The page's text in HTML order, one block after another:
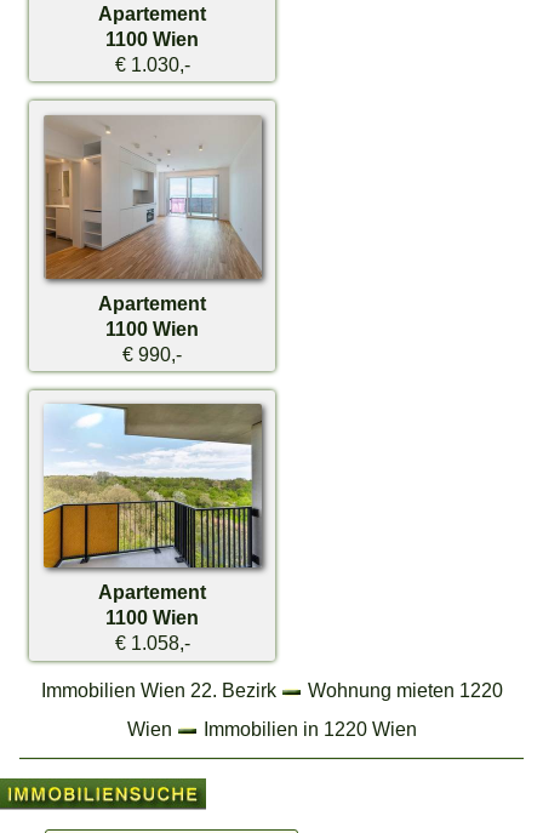
Apartement
1100 Wien
€ 1.030,-
Apartement
1100 Wien
€ 990,-
Apartement
1100 Wien
€ 1.058,-
Immobilien Wien 22. Bezirk
Wohnung mieten 1220
Wien
Immobilien in 1220 Wien